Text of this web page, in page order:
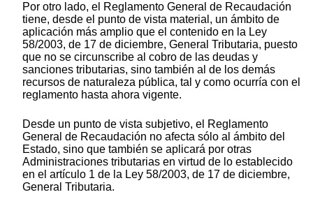
Por otro lado, el Reglamento General de Recaudación
tiene, desde el punto de vista material, un ámbito de
aplicación más amplio que el contenido en la Ley
58/2003, de 17 de diciembre, General Tributaria, puesto
que no se circunscribe al cobro de las deudas y
sanciones tributarias, sino también al de los demás
recursos de naturaleza pública, tal y como ocurría con el
reglamento hasta ahora vigente.
Desde un punto de vista subjetivo, el Reglamento
General de Recaudación no afecta sólo al ámbito del
Estado, sino que también se aplicará por otras
Administraciones tributarias en virtud de lo establecido
en el artículo 1 de la Ley 58/2003, de 17 de diciembre,
General Tributaria.